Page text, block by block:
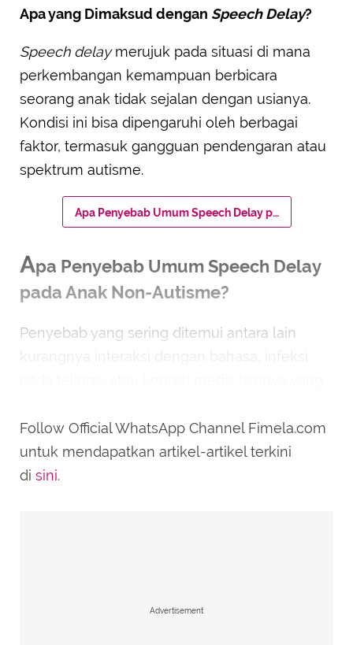
Apa yang Dimaksud dengan Speech Delay?
Speech delaymerujuk pada situasi di mana
perkembangan kemampuan berbicara
seorang anak tidak sejalan dengan usianya.
Kondisi ini bisa dipengaruhi oleh berbagai
faktor, termasuk gangguan pendengaran atau
spektrum autisme.
Apa Penyebab Umum Speech Delay pada Anak Non-Autisme?
Apa Penyebab Umum Speech Delay
pada Anak Non-Autisme?
Penyebab yang sering ditemui antara lain
kemampuan bicara.
Follow Official WhatsApp Channel Fimela.com
untuk mendapatkan artikel-artikel terkini
di sini.
Advertisement